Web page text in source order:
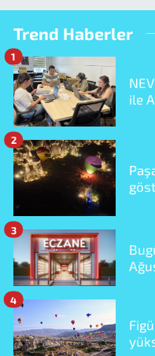
Trend Haberler
ile
1
2
3
4